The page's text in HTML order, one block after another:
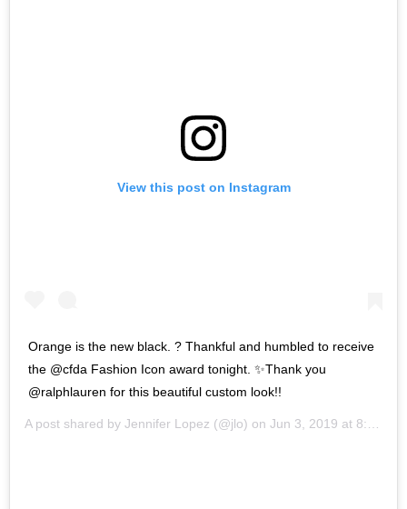
View this post on Instagram
Orange is the new black. ? Thankful and humbled to receive
the @cfda Fashion Icon award tonight. ✨Thank you
@ralphlauren for this beautiful custom look!!
A post shared by Jennifer Lopez (@jlo) on Jun 3, 2019 at 8:31pm PDT